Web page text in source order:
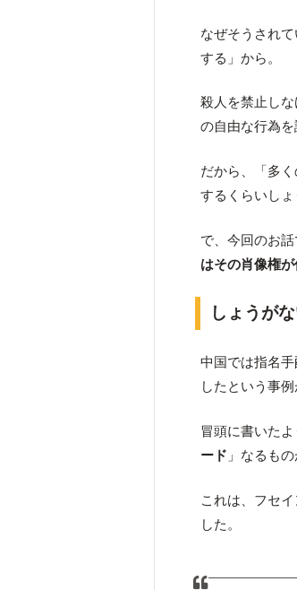
なぜそうされ
する」から。
殺人を禁止し
の自由な行為
だから、「多
するくらいし
で、今回のお
はその肖像権
しょうが
中国では指名
したという事例
冒頭に書いた
ード 」なるも
これは、フセ
した。